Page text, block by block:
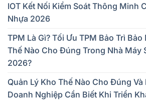
IOT Kết Nối Kiểm Soát Thông Minh
Nhựa 2026
TPM Là Gì? Tối Ưu TPM Bảo Trì
Thế Nào Cho Đúng Trong Nhà Máy
2026?
Quản Lý Kho Thế Nào Cho Đúng
Doanh Nghiệp Cần Biết Khi Triển